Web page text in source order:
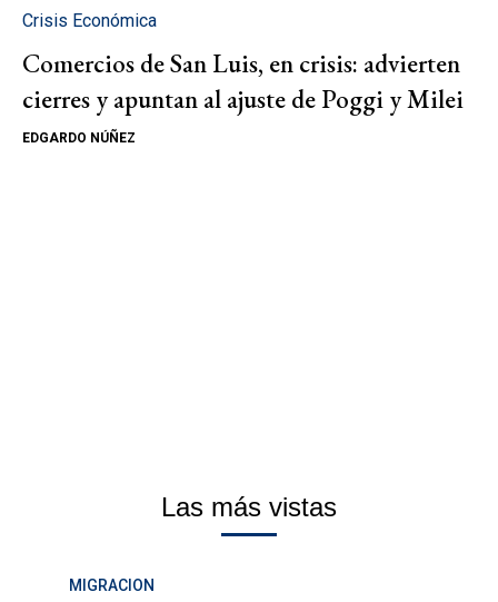
Crisis Económica
Comercios de San Luis, en crisis: advierten
cierres y apuntan al ajuste de Poggi y Milei
EDGARDO NÚÑEZ
Las más vistas
MIGRACION